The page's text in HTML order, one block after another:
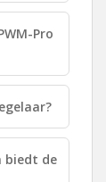
Pro
biedt de